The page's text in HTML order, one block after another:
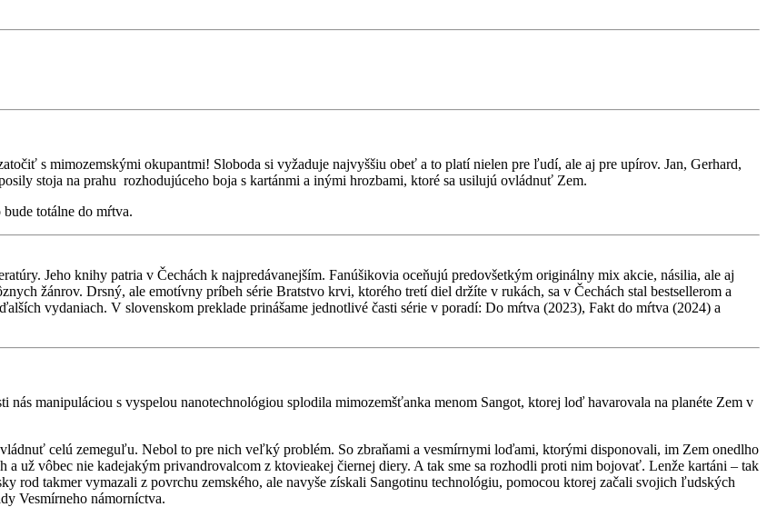
s mimozemskými okupantmi! Sloboda si vyžaduje najvyššiu obeť a to platí nielen pre ľudí, ale aj pre upírov. Jan, Gerhard,
stoja na prahu rozhodujúceho boja s kartánmi a inými hrozbami, ktoré sa usilujú ovládnuť Zem.
totálne do mŕtva.
Jeho knihy patria v Čechách k najpredávanejším. Fanúšikovia oceňujú predovšetkým originálny mix akcie, násilia, ale aj
žánrov. Drsný, ale emotívny príbeh série Bratstvo krvi, ktorého tretí diel držíte v rukách, sa v Čechách stal bestsellerom a
vydaniach. V slovenskom preklade prinášame jednotlivé časti série v poradí: Do mŕtva (2023), Fakt do mŕtva (2024) a
manipuláciou s vyspelou nanotechnológiou splodila mimozemšťanka menom Sangot, ktorej loď havarovala na planéte Zem v
celú zemeguľu. Nebol to pre nich veľký problém. So zbraňami a vesmírnymi loďami, ktorými disponovali, im Zem onedlho
už vôbec nie kadejakým privandrovalcom z ktovieakej čiernej diery. A tak sme sa rozhodli proti nim bojovať. Lenže kartáni – tak
rod takmer vymazali z povrchu zemského, ale navyše získali Sangotinu technológiu, pomocou ktorej začali svojich ľudských
Vesmírneho námorníctva.